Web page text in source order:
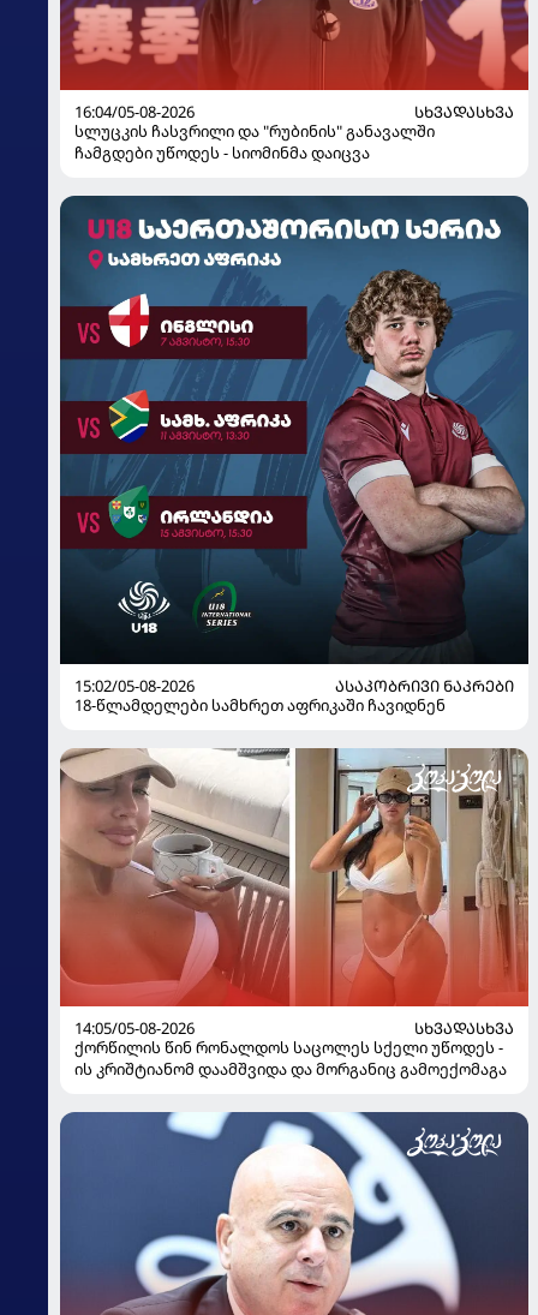
16:04/05-08-2026
ᲡᲮᲕᲐᲓᲐᲡᲮᲕᲐ
სლუცკის ჩასვრილი და "რუბინის" განავალში
ჩამგდები უწოდეს - სიომინმა დაიცვა
15:02/05-08-2026
ᲐᲡᲐᲙᲝᲑᲠᲘᲕᲘ ᲜᲐᲙᲠᲔᲑᲘ
18-წლამდელები სამხრეთ აფრიკაში ჩავიდნენ
14:05/05-08-2026
ᲡᲮᲕᲐᲓᲐᲡᲮᲕᲐ
ქორწილის წინ რონალდოს საცოლეს სქელი უწოდეს -
ის კრიშტიანომ დაამშვიდა და მორგანიც გამოექომაგა